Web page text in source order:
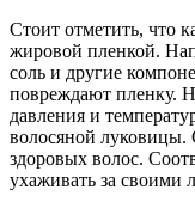
Стоит отметить, что
жировой пленкой.
соль и другие
повреждают пленку.
давления и
волосяной луковицы.
здоровых волос.
ухаживать за своими